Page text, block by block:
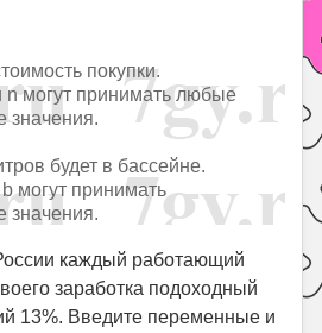
покупки.
могут принимать любые
значения.
будет в бассейне.
могут принимать
значения.
каждый работающий
заработка подоходный
13%. Введите переменные и